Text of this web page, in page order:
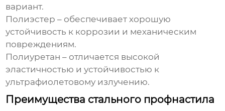
вариант.
Полиэстер – обеспечивает хорошую
устойчивость к коррозии и механическим
повреждениям.
Полиуретан – отличается высокой
эластичностью и устойчивостью к
ультрафиолетовому излучению.
Преимущества стального профнастила